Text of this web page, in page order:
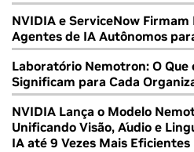
NVIDIA e ServiceNow
Agentes de IA Autônomos
Laboratório Nemotron: O Que
Significam para Cada
NVIDIA Lança o Modelo
Unificando Visão, Áudio e
IA até 9 Vezes Mais Eficientes